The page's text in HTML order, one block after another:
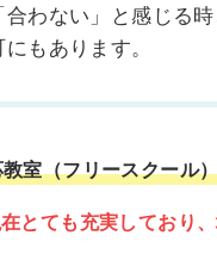
わない」と感じる
もあります。
室（フリースクール
とても充実しており